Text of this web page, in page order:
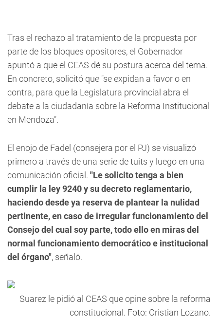
Tras el rechazo al tratamiento de la propuesta por
parte de los bloques opositores, el Gobernador
apuntó a que el CEAS dé su postura acerca del tema.
En concreto, solicitó que "se expidan a favor o en
contra, para que la Legislatura provincial abra el
debate a la ciudadanía sobre la Reforma Institucional
en Mendoza".
El enojo de Fadel (consejera por el PJ) se visualizó
primero a través de una serie de tuits y luego en una
comunicación oficial. "Le solicito tenga a bien
cumplir la ley 9240 y su decreto reglamentario,
haciendo desde ya reserva de plantear la nulidad
pertinente, en caso de irregular funcionamiento del
Consejo del cual soy parte, todo ello en miras del
normal funcionamiento democrático e institucional
del órgano", señaló.
Suarez le pidió al CEAS que opine sobre la reforma
constitucional. Foto: Cristian Lozano.